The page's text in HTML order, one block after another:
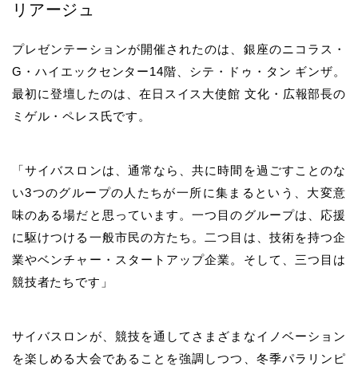
リアージュ
プレゼンテーションが開催されたのは、銀座のニコラス・
G・ハイエックセンター14階、シテ・ドゥ・タン ギンザ。
最初に登壇したのは、在日スイス大使館 文化・広報部長の
ミゲル・ペレス氏です。
「サイバスロンは、通常なら、共に時間を過ごすことのな
い3つのグループの人たちが一所に集まるという、大変意
味のある場だと思っています。一つ目のグループは、応援
に駆けつける一般市民の方たち。二つ目は、技術を持つ企
業やベンチャー・スタートアップ企業。そして、三つ目は
競技者たちです」
サイバスロンが、競技を通してさまざまなイノベーション
を楽しめる大会であることを強調しつつ、冬季パラリンピ